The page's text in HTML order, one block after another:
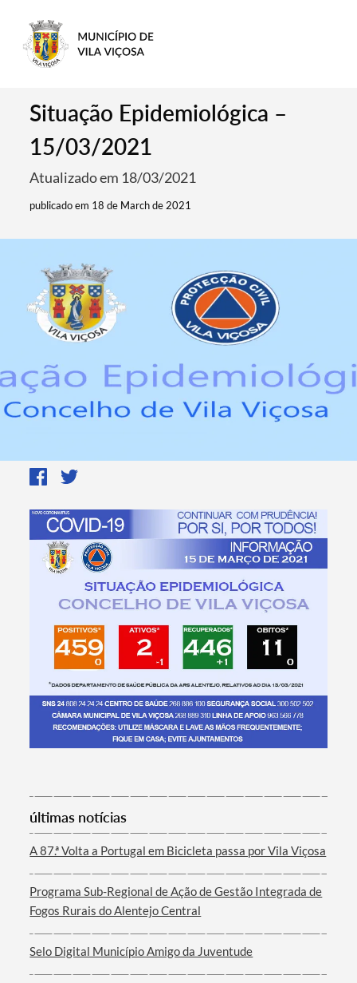
Categorias gerais
Situação Epidemiológica –
15/03/2021
Atualizado em 18/03/2021
publicado em 18 de March de 2021
últimas notícias
A 87.ª Volta a Portugal em Bicicleta passa por Vila Viçosa
Programa Sub-Regional de Ação de Gestão Integrada de
Fogos Rurais do Alentejo Central
Selo Digital Município Amigo da Juventude